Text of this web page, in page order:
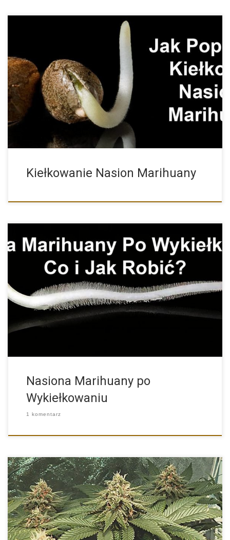
Metody Kiełkowania Nasion oraz Najczęściej Popełniane Błędy
Właśnie kupiłeś nasiona […]
Kiełkowanie Nasion Marihuany
Wykiełkowane Nasiona Marihuany i Konopi – Co i Jak z […]
Nasiona Marihuany po
Wykiełkowaniu
1 komentarz
Charakterystyka Nasion Marihuany Odmiany Konopi Royal Gorilla
od Producenta Royal […]